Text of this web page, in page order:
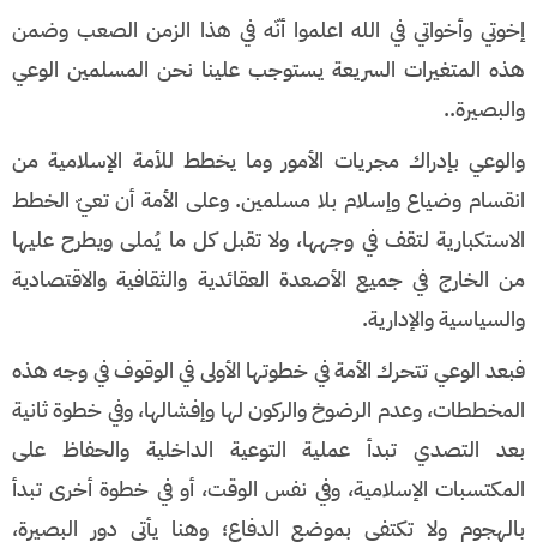
إخوتي وأخواتي في الله اعلموا أنّه في هذا الزمن الصعب وضمن
هذه المتغيرات السريعة يستوجب علينا نحن المسلمين الوعي
والبصيرة..
والوعي بإدراك مجريات الأمور وما يخطط للأمة الإسلامية من
انقسام وضياع وإسلام بلا مسلمين. وعلى الأمة أن تعيّ الخطط
الاستكبارية لتقف في وجهها، ولا تقبل كل ما يُملى ويطرح عليها
من الخارج في جميع الأصعدة العقائدية والثقافية والاقتصادية
والسياسية والإدارية.
فبعد الوعي تتحرك الأمة في خطوتها الأولى في الوقوف في وجه هذه
المخططات، وعدم الرضوخ والركون لها وإفشالها، وفي خطوة ثانية
بعد التصدي تبدأ عملية التوعية الداخلية والحفاظ على
المكتسبات الإسلامية، وفي نفس الوقت، أو في خطوة أخرى تبدأ
بالهجوم ولا تكتفي بموضع الدفاع؛ وهنا يأتي دور البصيرة،